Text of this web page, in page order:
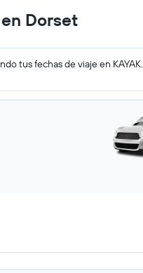
Dorset
tus fechas de viaje en KAYAK.